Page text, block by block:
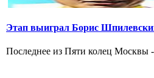
Этап выиграл Борис
Последнее из Пяти колец Москвы